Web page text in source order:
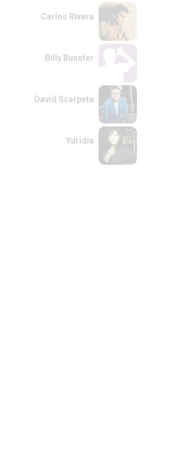
Carlos Rivera
Billy Bunster
David Scarpeta
Yuridia